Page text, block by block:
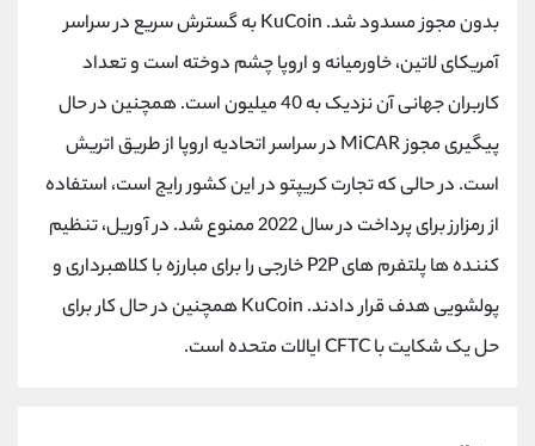
بدون مجوز مسدود شد. KuCoin به گسترش سریع در سراسر
آمریکای لاتین، خاورمیانه و اروپا چشم دوخته است و تعداد
کاربران جهانی آن نزدیک به 40 میلیون است. همچنین در حال
پیگیری مجوز MiCAR در سراسر اتحادیه اروپا از طریق اتریش
است. در حالی که تجارت کریپتو در این کشور رایج است، استفاده
از رمزارز برای پرداخت در سال 2022 ممنوع شد. در آوریل، تنظیم
کننده ها پلتفرم های P2P خارجی را برای مبارزه با کلاهبرداری و
پولشویی هدف قرار دادند. KuCoin همچنین در حال کار برای
حل یک شکایت با CFTC ایالات متحده است.